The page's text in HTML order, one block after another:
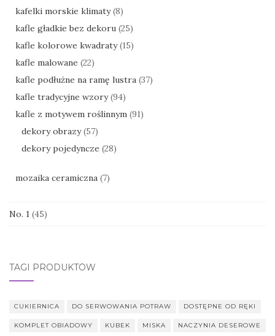
kafelki morskie klimaty (8)
kafle gładkie bez dekoru (25)
kafle kolorowe kwadraty (15)
kafle malowane (22)
kafle podłużne na ramę lustra (37)
kafle tradycyjne wzory (94)
kafle z motywem roślinnym (91)
dekory obrazy (57)
dekory pojedyncze (28)
mozaika ceramiczna (7)
No. 1 (45)
TAGI PRODUKTÓW
CUKIERNICA DO SERWOWANIA POTRAW DOSTĘPNE OD RĘKI
KOMPLET OBIADOWY KUBEK MISKA NACZYNIA DESEROWE